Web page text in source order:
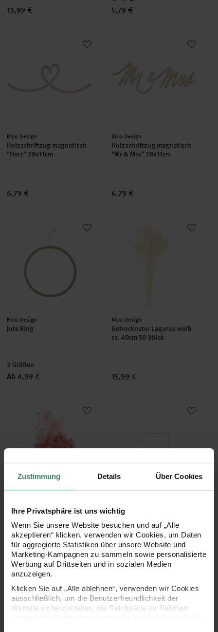
Zustimmung Details Über Cookies
Ihre Privatsphäre ist uns wichtig
Wenn Sie unsere Website besuchen und auf „Alle
akzeptieren“ klicken, verwenden wir Cookies, um Daten
für aggregierte Statistiken über unsere Website und
Marketing-Kampagnen zu sammeln sowie personalisierte
Werbung auf Drittseiten und in sozialen Medien
anzuzeigen.
Klicken Sie auf „Alle ablehnen“, verwenden wir Cookies
ausschließlich, um die Benutzerfreundlichkeit der
Website sicherzustellen, die Reichweite im Rahmen
13,99 € 5,79 €
Holzschriftzug magnetisch "Herz" 29x11cm
Hersteller:
Rico Design
Holzschriftzug magnetisch
"Herz" 29x11cm
6,79 €
Holzschriftzug magnetisch "Mr
Hersteller:
Rico Design
Holzschriftzug magnetisch
"Mr & Mrs" 28x11cm
6,79 €
Hersteller:
Rico Design
Jute Ring
2 Größen
Ab 4,99 €
Getrockneter Lagurus weiß ca.
Hersteller:
Rico Design
Getrockneter Lagurus weiß
ca. 40cm 50 Stück
15,99 €
Trockenblumenstrauß pastell-pink 30cm
Trockenblumenstrauß
pastell-pink 30cm
13-teilig
13,99 €
Metallring Quadrat weiß
Metallring Quadrat weiß
5 Größen
Ab 2,99 €
Holzschriftzug magnetisch "Welcome" 29x10cm
Bastelanleitung